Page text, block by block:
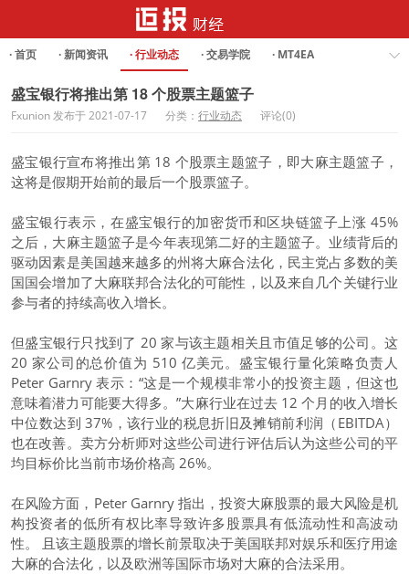
· 首页 · 新闻资讯 · 行业动态 · 交易学院 · MT4EA
· Forex Analysis
盛宝银行将推出第 18 个股票主题篮子
Fxunion 发布于 2021-07-17 分类： 行业动态 评论(0)
盛宝银行宣布将推出第 18 个股票主题篮子，即大麻主题篮子，
这将是假期开始前的最后一个股票篮子。
盛宝银行表示，在盛宝银行的加密货币和区块链篮子上涨 45%
之后，大麻主题篮子是今年表现第二好的主题篮子。业绩背后的
驱动因素是美国越来越多的州将大麻合法化，民主党占多数的美
国国会增加了大麻联邦合法化的可能性，以及来自几个关键行业
参与者的持续高收入增长。
但盛宝银行只找到了 20 家与该主题相关且市值足够的公司。这
20 家公司的总价值为 510 亿美元。盛宝银行量化策略负责人
Peter Garnry 表示：“这是一个规模非常小的投资主题，但这也
意味着潜力可能要大得多。”大麻行业在过去 12 个月的收入增长
中位数达到 37%，该行业的税息折旧及摊销前利润（EBITDA）
也在改善。卖方分析师对这些公司进行评估后认为这些公司的平
均目标价比当前市场价格高 26%。
在风险方面，Peter Garnry 指出，投资大麻股票的最大风险是机
构投资者的低所有权比率导致许多股票具有低流动性和高波动
性。 且该主题股票的增长前景取决于美国联邦对娱乐和医疗用途
大麻的合法化，以及欧洲等国际市场对大麻的合法采用。